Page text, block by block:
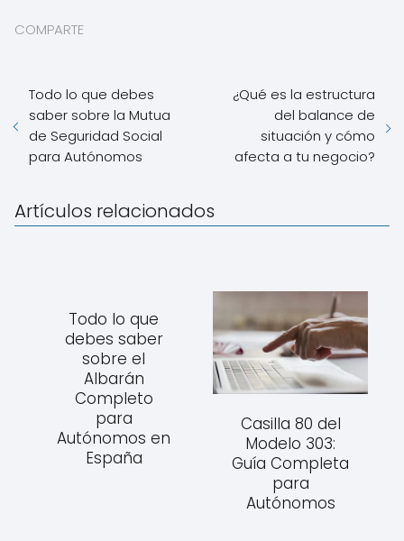
COMPARTE
Todo lo que debes
saber sobre la Mutua
de Seguridad Social
para Autónomos
¿Qué es la estructura
del balance de
situación y cómo
afecta a tu negocio?
Artículos relacionados
Todo lo que
debes saber
sobre el
Albarán
Completo
para
Autónomos en
España
Casilla 80 del
Modelo 303:
Guía Completa
para
Autónomos